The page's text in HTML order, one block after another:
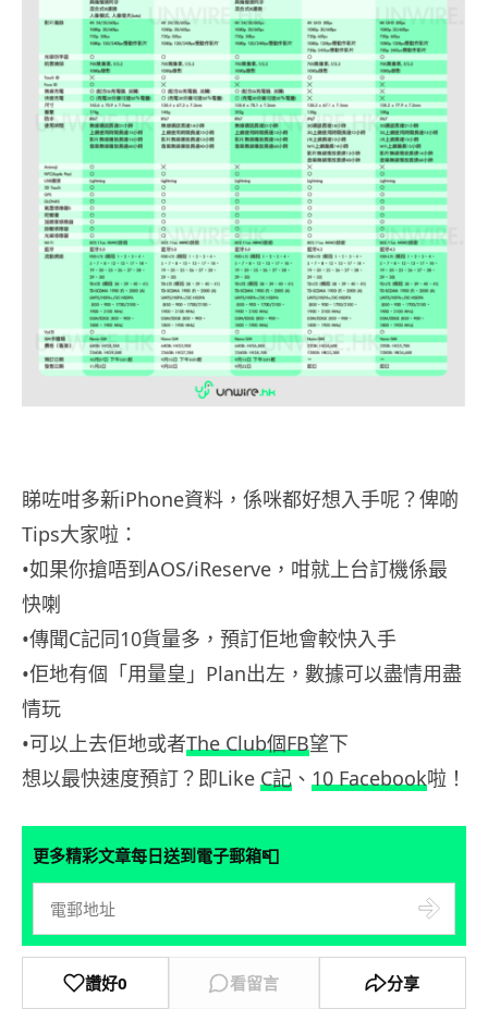
睇咗咁多新iPhone資料，係咪都好想入手呢？俾啲
Tips大家啦：
•如果你搶唔到AOS/iReserve，咁就上台訂機係最
快喇
•傳聞C記同10貨量多，預訂佢地會較快入手
•佢地有個「用量皇」Plan出左，數據可以盡情用盡
情玩
•可以上去佢地或者The Club個FB望下
想以最快速度預訂？即Like C記 、 10 Facebook啦！
更多精彩文章每日送到電子郵箱📮
讚好0 看留言 分享